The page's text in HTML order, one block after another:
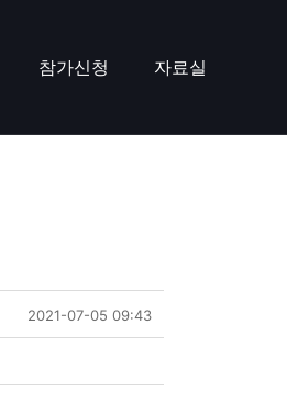
참가신청 자료실
2021-07-05 09:43